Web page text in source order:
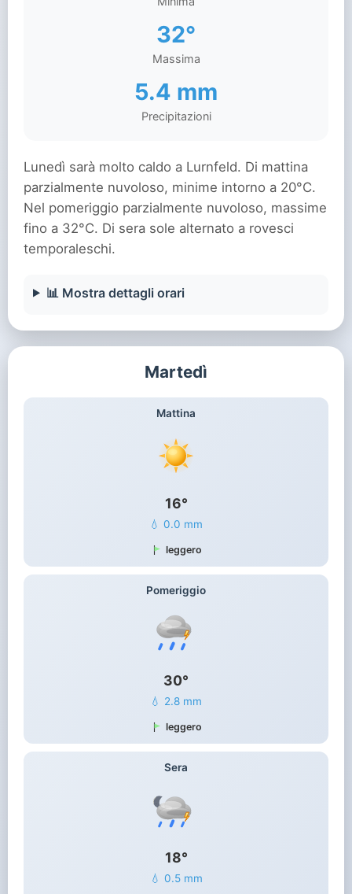
32°
Massima
5.4 mm
Precipitazioni
Lunedì sarà molto caldo a Lurnfeld. Di mattina
parzialmente nuvoloso, minime intorno a 20°C.
Nel pomeriggio parzialmente nuvoloso, massime
fino a 32°C. Di sera sole alternato a rovesci
temporaleschi.
📊 Mostra dettagli orari
Martedì
Mattina
16°
💧 0.0 mm
leggero
Pomeriggio
30°
💧 2.8 mm
leggero
Sera
18°
💧 0.5 mm